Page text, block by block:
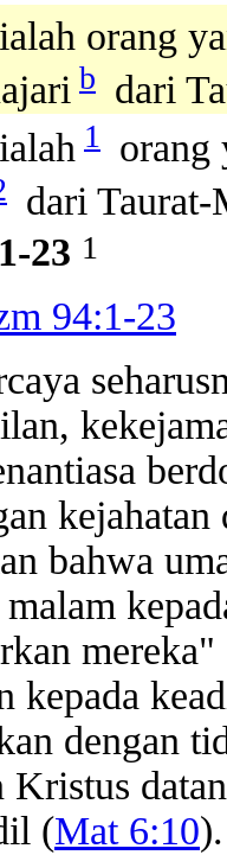
orang
b dari
1
orang
dari Taurat-
23 1
94:1-23
kejahatan
bahwa
mereka"
kepada
dengan
Kristus
(Mat 6:10).